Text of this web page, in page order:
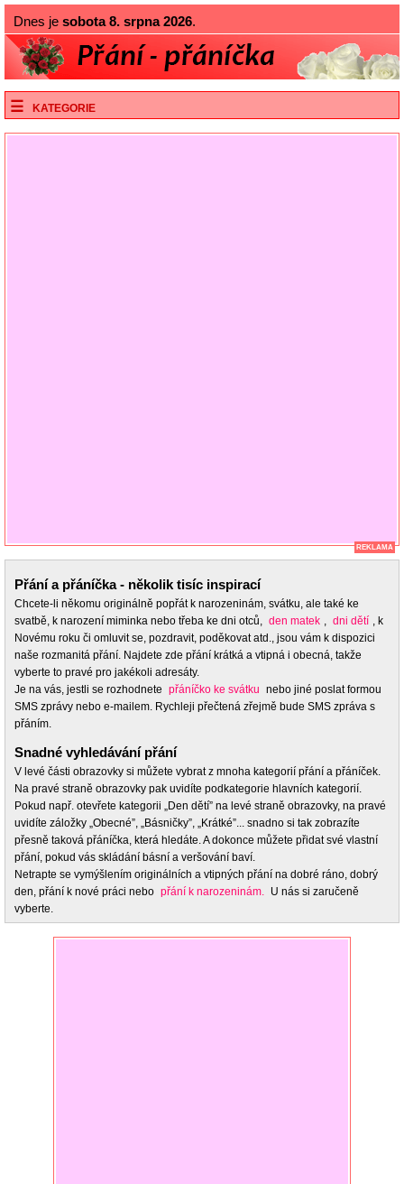
Dnes je sobota 8. srpna 2026.
KATEGORIE
REKLAMA
Přání a přáníčka - několik tisíc inspirací
Chcete-li někomu originálně popřát k narozeninám, svátku, ale také ke
svatbě, k narození miminka nebo třeba ke dni otců, den matek , dni dětí , k
Novému roku či omluvit se, pozdravit, poděkovat atd., jsou vám k dispozici
naše rozmanitá přání. Najdete zde přání krátká a vtipná i obecná, takže
vyberte to pravé pro jakékoli adresáty.
Je na vás, jestli se rozhodnete přáníčko ke svátku nebo jiné poslat formou
SMS zprávy nebo e-mailem. Rychleji přečtená zřejmě bude SMS zpráva s
přáním.
Snadné vyhledávání přání
V levé části obrazovky si můžete vybrat z mnoha kategorií přání a přáníček.
Na pravé straně obrazovky pak uvidíte podkategorie hlavních kategorií.
Pokud např. otevřete kategorii „Den dětí” na levé straně obrazovky, na pravé
uvidíte záložky „Obecné”, „Básničky”, „Krátké”... snadno si tak zobrazíte
přesně taková přáníčka, která hledáte. A dokonce můžete přidat své vlastní
přání, pokud vás skládání básní a veršování baví.
Netrapte se vymýšlením originálních a vtipných přání na dobré ráno, dobrý
den, přání k nové práci nebo přání k narozeninám. U nás si zaručeně
vyberte.